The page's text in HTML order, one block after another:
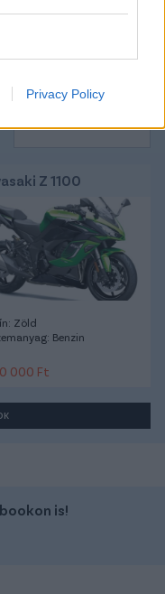
Privacy Policy
#CSER-
Z 1100
Zöld
Benzin
000 Ft
is!